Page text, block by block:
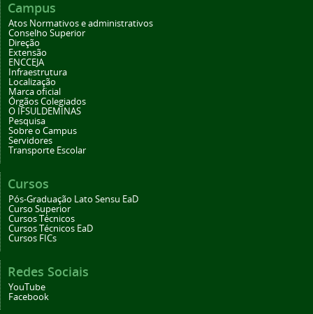
Campus
Atos Normativos e administrativos
Conselho Superior
Direção
Extensão
ENCCEJA
Infraestrutura
Localização
Marca oficial
Órgãos Colegiados
O IFSULDEMINAS
Pesquisa
Sobre o Campus
Servidores
Transporte Escolar
Cursos
Pós-Graduação Lato Sensu EaD
Curso Superior
Cursos Técnicos
Cursos Técnicos EaD
Cursos FICs
Redes Sociais
YouTube
Facebook